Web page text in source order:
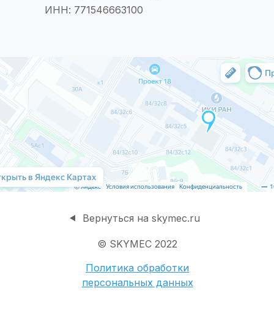
ИНН: 771546663100
Вернуться на skymec.ru
Политика обработки
персональных данных
© SKYMEC 2022